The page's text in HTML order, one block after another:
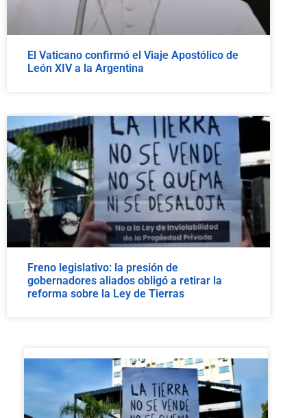
El Vaticano confirmó el Viaje Apostólico de
León XIV a la Argentina
Freno legislativo: la presión de
gobernadores aliados obligó a retirar la
reforma sobre la Ley de Tierras